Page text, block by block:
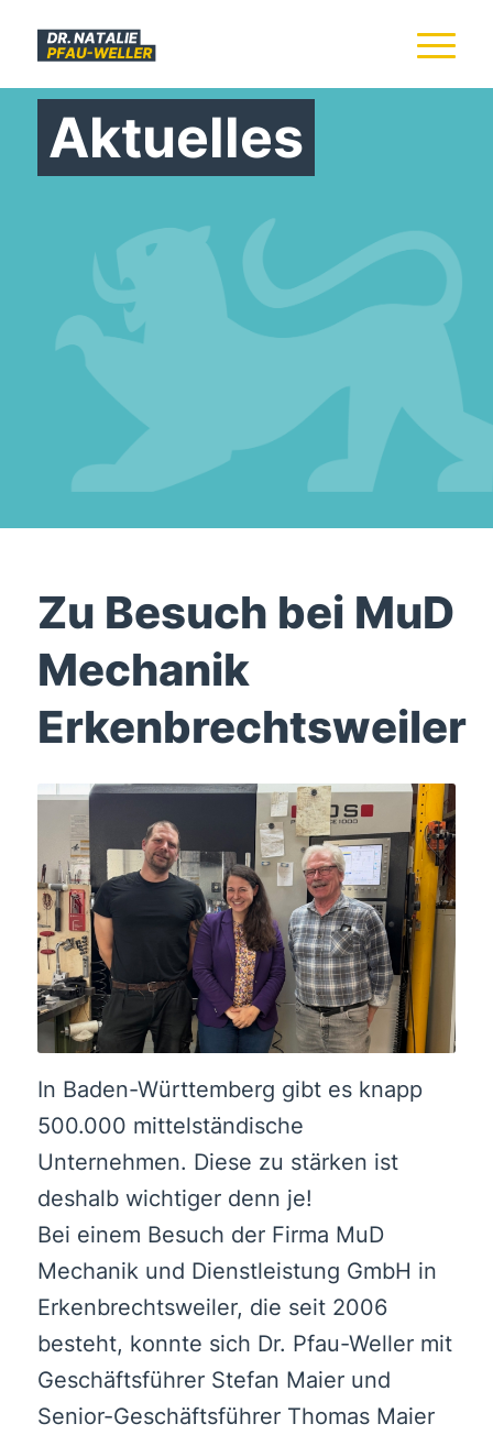
Aktuelles
Zu Besuch bei MuD
Mechanik
Erkenbrechtsweiler
In Baden-Württemberg gibt es knapp
500.000 mittelständische
Unternehmen. Diese zu stärken ist
deshalb wichtiger denn je!
Bei einem Besuch der Firma MuD
Mechanik und Dienstleistung GmbH in
Erkenbrechtsweiler, die seit 2006
besteht, konnte sich Dr. Pfau-Weller mit
Geschäftsführer Stefan Maier und
Senior-Geschäftsführer Thomas Maier